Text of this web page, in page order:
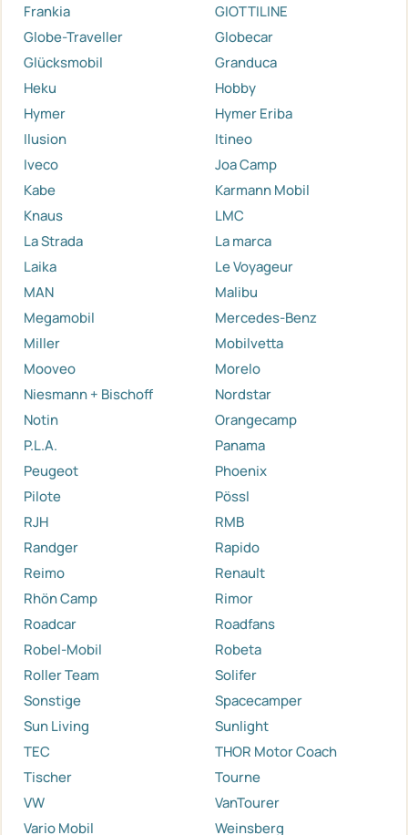
Frankia
GIOTTILINE
Globe-Traveller
Globecar
Glücksmobil
Granduca
Heku
Hobby
Hymer
Hymer Eriba
Ilusion
Itineo
Iveco
Joa Camp
Kabe
Karmann Mobil
Knaus
LMC
La Strada
La marca
Laika
Le Voyageur
MAN
Malibu
Megamobil
Mercedes-Benz
Miller
Mobilvetta
Mooveo
Morelo
Niesmann + Bischoff
Nordstar
Notin
Orangecamp
P.L.A.
Panama
Peugeot
Phoenix
Pilote
Pössl
RJH
RMB
Randger
Rapido
Reimo
Renault
Rhön Camp
Rimor
Roadcar
Roadfans
Robel-Mobil
Robeta
Roller Team
Solifer
Sonstige
Spacecamper
Sun Living
Sunlight
TEC
THOR Motor Coach
Tischer
Tourne
VW
VanTourer
Vario Mobil
Weinsberg